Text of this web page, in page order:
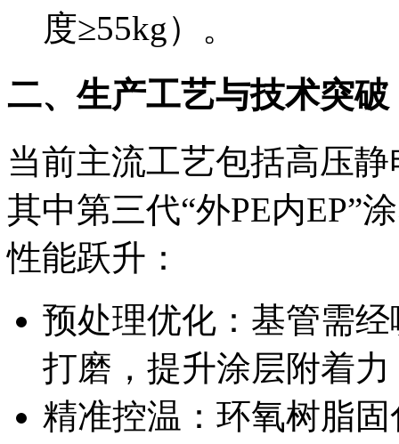
度≥55kg）。
二、生产工艺与技术突破
当前主流工艺包括高压
其中第三代“外PE内EP”
性能跃升：
预处理优化：基管需
打磨，提升涂层附着
精准控温：环氧树脂